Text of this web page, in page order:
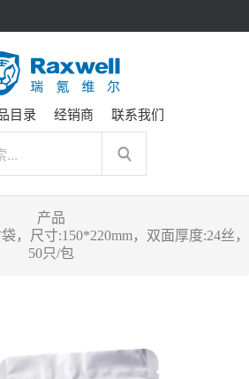
目录 经销商 联系我们
产品
，尺寸:150*220mm，双面厚度:24丝，
50只/包